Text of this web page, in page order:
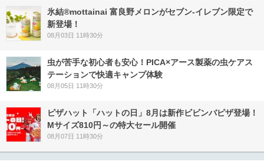
氷結®mottainai 富良野メロンがセブン‐イレブン限定で
新登場！
08月03日 11時30分
虫が苦手な初心者も安心！PICA×アース製薬の虫ケアス
テーションで快適キャンプ体験
08月05日 11時30分
ピザハット「ハットの日」8月は新作ビビンバピザ登場！
Mサイズ810円～の特大セール開催
08月07日 11時30分